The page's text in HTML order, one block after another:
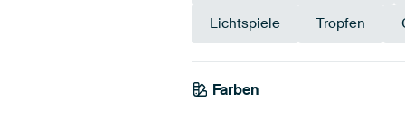
Lichtspiele Tropfen
Farben
Taupe